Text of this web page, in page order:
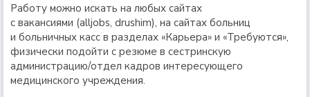
Работу можно искать на любых сайтах
с вакансиями (alljobs, drushim), на сайтах больниц
и больничных касс в разделах «Карьера» и «Требуются»,
физически подойти с резюме в сестринскую
администрацию/отдел кадров интересующего
медицинского учреждения.